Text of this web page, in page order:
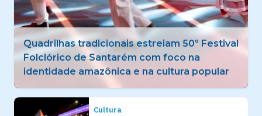
Quadrilhas tradicionais estreiam 50º Festival
Folclórico de Santarém com foco na
identidade amazônica e na cultura popular
Cultura